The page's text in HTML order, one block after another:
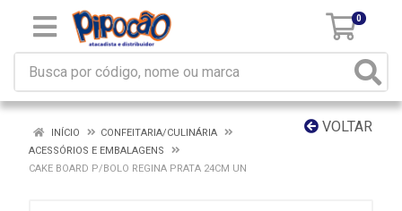
0
VOLTAR
INÍCIO
CONFEITARIA/CULINÁRIA
ACESSÓRIOS E EMBALAGENS
CAKE BOARD P/BOLO REGINA PRATA 24CM UN